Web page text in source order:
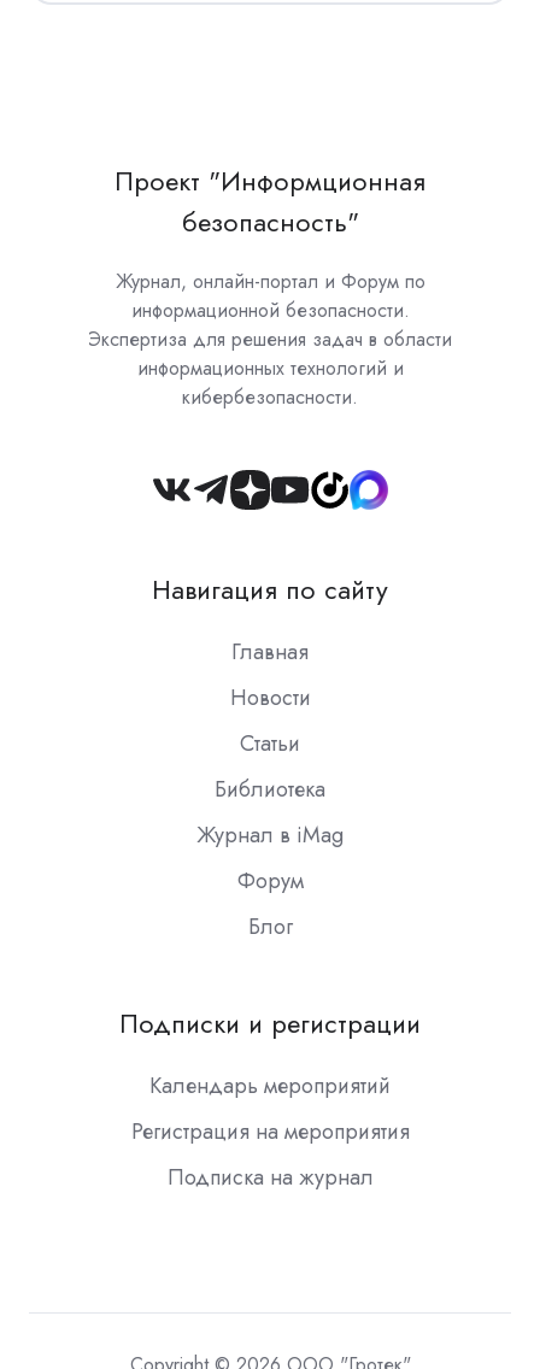
Проект "Информционная
безопасность"
Журнал, онлайн-портал и Форум по
информационной безопасности.
Экспертиза для решения задач в области
информационных технологий и
кибербезопасности.
Join
Slack
Навигация по сайту
Главная
Новости
Статьи
Библиотека
Журнал в iMag
Форум
Блог
Подписки и регистрации
Календарь мероприятий
Регистрация на мероприятия
Подписка на журнал